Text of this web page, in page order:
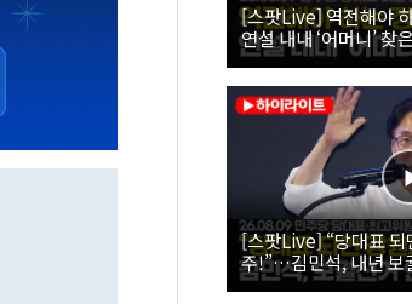
[스팟Live] 역전해야
연설 내내 ‘어머니’ 찾은 이유
더불어민주당 당대표·
동연설회
[스팟Live] “당대표 되
주!”…김민석, 내년 보
호소 | 26.08.09 더불